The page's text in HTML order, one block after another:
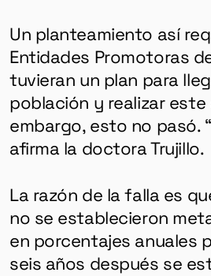
Un planteamiento así
Entidades Promotoras
tuvieran un plan para
población y realizar este
embargo, esto no pasó.
afirma la doctora Trujillo.
La razón de la falla es
no se establecieron
en porcentajes anuales
seis años después se